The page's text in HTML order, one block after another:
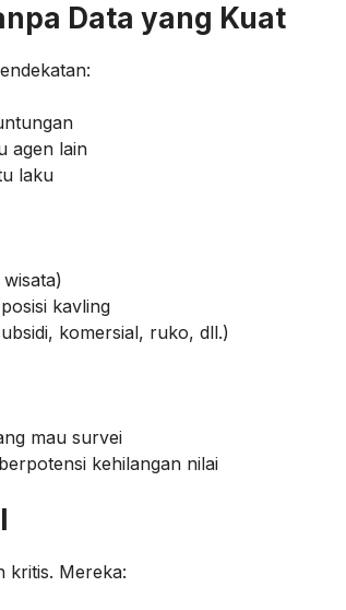
Data yang Kuat
agen lain
laku
kavling
komersial, ruko, dll.)
mau survei
kehilangan nilai
kritis. Mereka: